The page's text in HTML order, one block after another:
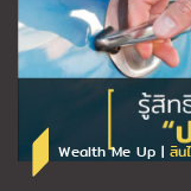
Wealth Me Up | สิน